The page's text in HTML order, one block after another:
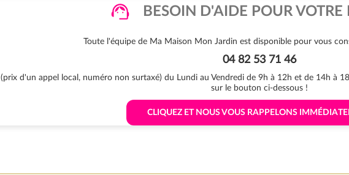
BESOIN D'AIDE POUR VOTRE
Toute l'équipe de Ma Maison Mon Jardin est disponible pour vous
04 82 53 71 46
(prix d'un appel local, numéro non surtaxé) du Lundi au Vendredi de 9h à 12h et de 14h à
sur le bouton ci-dessous !
CLIQUEZ ET NOUS VOUS RAPPELONS